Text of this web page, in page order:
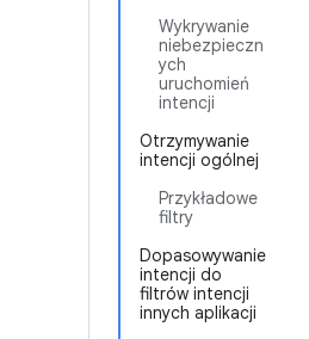
Wykrywanie
niebezpieczn
ych
uruchomień
intencji
Otrzymywanie
intencji ogólnej
Przykładowe
filtry
Dopasowywanie
intencji do
filtrów intencji
innych aplikacji